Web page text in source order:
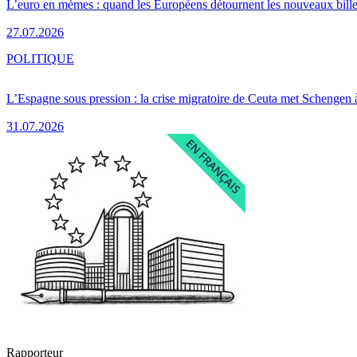
L’euro en mèmes : quand les Européens détournent les nouveaux
27.07.2026
L’Espagne sous pression : la crise migratoire de Ceuta met Schengen
31.07.2026
POLITIQUE
Rapporteur